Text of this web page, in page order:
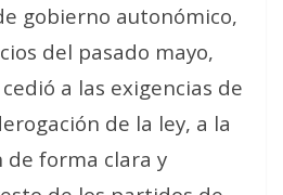
gobierno autonómico,
del pasado mayo,
a las exigencias de
de la ley, a la
de forma clara y